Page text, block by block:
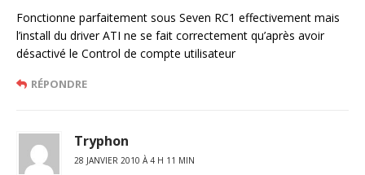
Fonctionne parfaitement sous Seven RC1 effectivement mais
l’install du driver ATI ne se fait correctement qu’après avoir
désactivé le Control de compte utilisateur
RÉPONDRE
Tryphon
28 JANVIER 2010 À 4 H 11 MIN